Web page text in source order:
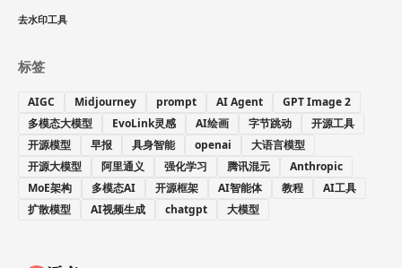
去水印工具
标签
AIGC Midjourney prompt AI Agent
GPT Image 2
多模态大模型
EvoLink灵感 AI绘画 字节跳动
开源工具
开源模型
早报 具身智能 openai
大语言模型
开源大模型
阿里通义 强化学习 腾讯混元
Anthropic
MoE架构
多模态AI 开源框架 AI智能体 教程
AI工具
扩散模型
AI视频生成 chatgpt 大模型